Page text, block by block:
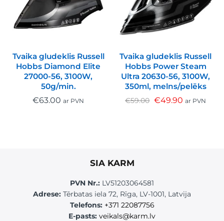
Tvaika gludeklis Russell
Hobbs Diamond Elite
27000-56, 3100W,
50g/min.
€63.00 ar PVN
Tvaika gludeklis Russell
Hobbs Power Steam
Ultra 20630-56, 3100W,
350ml, melns/pelēks
€59.00 €49.90 ar PVN
SIA KARM
PVN Nr.: LV51203064581
Adrese: Tērbatas iela 72, Rīga, LV-1001, Latvija
Telefons: +371 22087756
E-pasts: veikals@karm.lv